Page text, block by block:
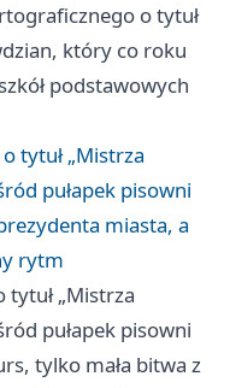
o tytuł
który co roku
podstawowych
tytuł „Mistrza
pułapek pisowni
miasta, a
rytm
„Mistrza
pułapek pisowni
tylko mała bitwa z